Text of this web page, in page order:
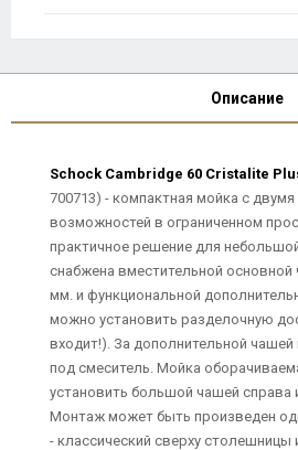
Описание
Schock Cambridge 60 Cristalite
700713) - компактная мойка с
возможностей в ограниченном
практичное решение для
снабжена вместительной основной
мм. и функциональной
можно установить разделочную
входит!). За дополнительной
под смеситель. Мойка
установить большой чашей справа
Монтаж может быть произведен
- классический сверху